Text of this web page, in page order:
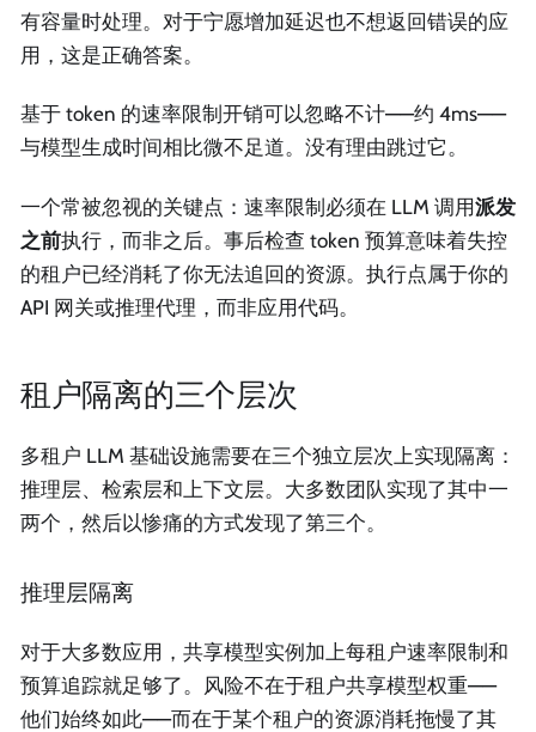
有容量时处理。对于宁愿增加延迟也不想返回错误的应
用，这是正确答案。
基于 token 的速率限制开销可以忽略不计——约 4ms——
与模型生成时间相比微不足道。没有理由跳过它。
一个常被忽视的关键点：速率限制必须在 LLM 调用派发
之前执行，而非之后。事后检查 token 预算意味着失控
的租户已经消耗了你无法追回的资源。执行点属于你的
API 网关或推理代理，而非应用代码。
租户隔离的三个层次
多租户 LLM 基础设施需要在三个独立层次上实现隔离：
推理层、检索层和上下文层。大多数团队实现了其中一
两个，然后以惨痛的方式发现了第三个。
推理层隔离
对于大多数应用，共享模型实例加上每租户速率限制和
预算追踪就足够了。风险不在于租户共享模型权重——
他们始终如此——而在于某个租户的资源消耗拖慢了其